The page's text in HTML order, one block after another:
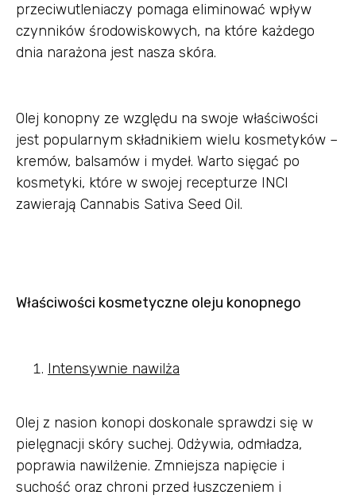
przeciwutleniaczy pomaga eliminować wpływ
czynników środowiskowych, na które każdego
dnia narażona jest nasza skóra.
Olej konopny ze względu na swoje właściwości
jest popularnym składnikiem wielu kosmetyków –
kremów, balsamów i mydeł. Warto sięgać po
kosmetyki, które w swojej recepturze INCI
zawierają Cannabis Sativa Seed Oil.
Właściwości kosmetyczne oleju konopnego
Intensywnie nawilża
Olej z nasion konopi doskonale sprawdzi się w
pielęgnacji skóry suchej. Odżywia, odmładza,
poprawia nawilżenie. Zmniejsza napięcie i
suchość oraz chroni przed łuszczeniem i